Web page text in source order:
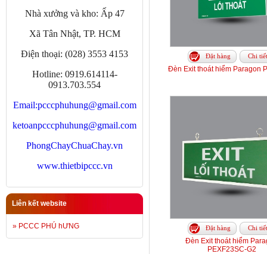
Nhà xưởng và kho: Ấp 47
Xã Tân Nhật, TP. HCM
Điện thoại: (028) 3553 4153
Hotline: 0919.614114-
0913.703.554
Email:pcccphuhung@gmail.com
ketoanpcccphuhung@gmail.com
PhongChayChuaChay.vn
www.thietbipccc.vn
Liên kết website
» PCCC PHÚ hƯNG
Đặt hàng Chi tiết
Đèn Exit thoát hiểm Paragon
Đặt hàng Chi tiết
Đèn Exit thoát hiểm
PEXF23SC-G2